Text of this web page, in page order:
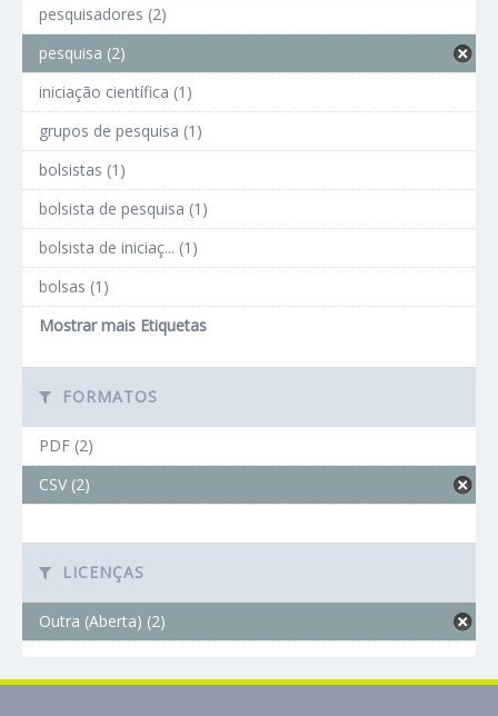
pesquisadores (2)
pesquisa (2)
iniciação científica (1)
grupos de pesquisa (1)
bolsistas (1)
bolsista de pesquisa (1)
bolsista de iniciaç... (1)
bolsas (1)
Mostrar mais Etiquetas
FORMATOS
PDF (2)
CSV (2)
LICENÇAS
Outra (Aberta) (2)